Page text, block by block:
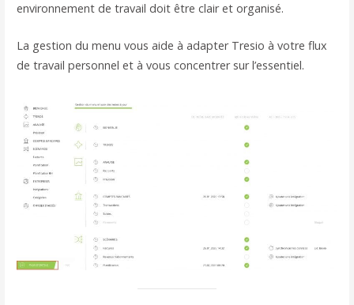
environnement de travail doit être clair et organisé.
La gestion du menu vous aide à adapter Tresio à votre flux
de travail personnel et à vous concentrer sur l’essentiel.